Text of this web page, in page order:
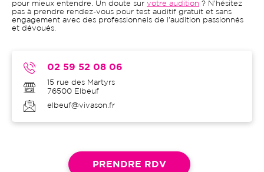
pour mieux entendre. Un doute sur votre audition ? N'hésitez
pas à prendre rendez-vous pour test auditif gratuit et sans
engagement avec des professionnels de l'audition passionnés
et dévoués.
15 rue des Martyrs
76500 Elbeuf
02 59 52 08 06
elbeuf@vivason.fr
PRENDRE RDV